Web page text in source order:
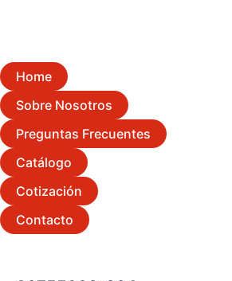
Home
Sobre Nosotros
Preguntas Frecuentes
Catálogo
Cotización
Contacto